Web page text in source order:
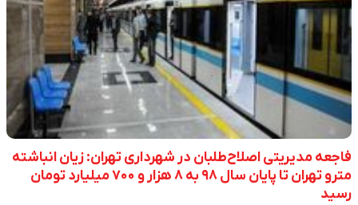
فاجعه مدیریتی اصلاح‌طلبان در شهرداری تهران: زیان انباشته
مترو تهران تا پایان سال ۹۸ به ۸ هزار و ۷۰۰ میلیارد تومان
رسید